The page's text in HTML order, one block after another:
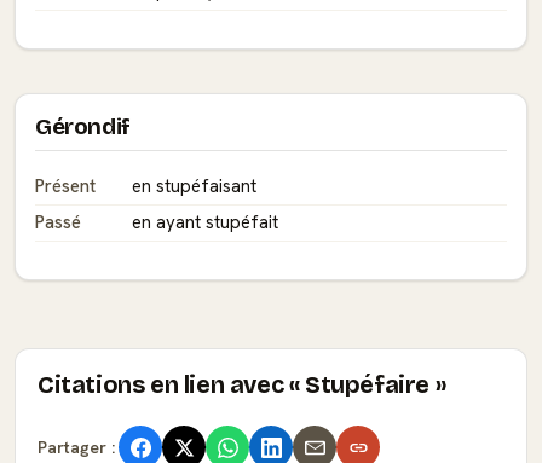
Gérondif
Présent
en stupéfaisant
Passé
en ayant stupéfait
Citations en lien avec « Stupéfaire »
Partager :